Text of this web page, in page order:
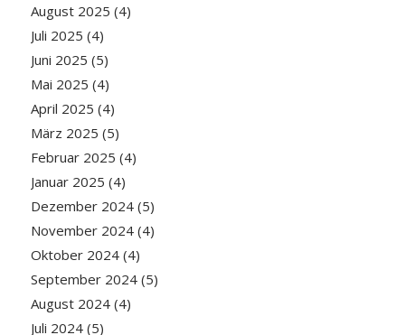
August 2025 (4)
Juli 2025 (4)
Juni 2025 (5)
Mai 2025 (4)
April 2025 (4)
März 2025 (5)
Februar 2025 (4)
Januar 2025 (4)
Dezember 2024(5)
November 2024(4)
Oktober 2024(4)
September 2024(5)
August 2024(4)
Juli 2024(5)